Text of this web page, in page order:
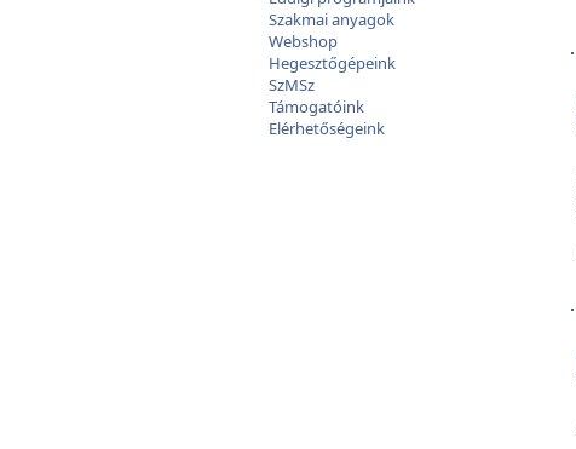
Szakmai anyagok
Webshop
Hegesztőgépeink
SzMSz
Támogatóink
Elérhetőségeink